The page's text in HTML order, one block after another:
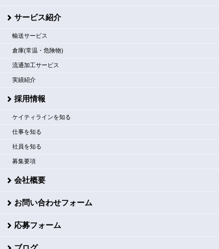
サービス紹介
輸送サービス
倉庫(常温・危険物)
流通加工サービス
実績紹介
採用情報
ケイティラインを知る
仕事を知る
社員を知る
募集要項
会社概要
お問い合わせフォーム
応募フォーム